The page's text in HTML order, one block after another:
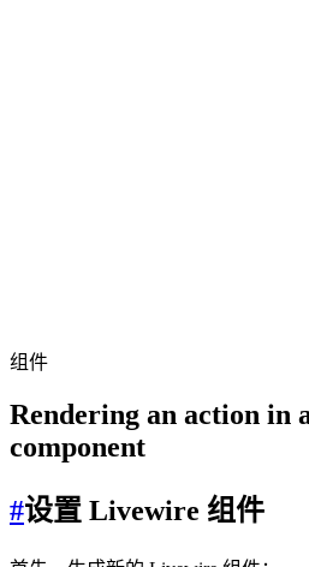
组件
Rendering an action in
component
#设置 Livewire 组件